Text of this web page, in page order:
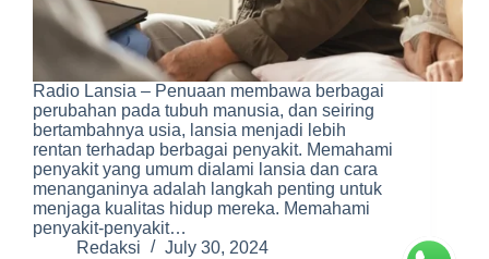
Radio Lansia – Penuaan membawa berbagai
perubahan pada tubuh manusia, dan seiring
bertambahnya usia, lansia menjadi lebih
rentan terhadap berbagai penyakit. Memahami
penyakit yang umum dialami lansia dan cara
menanganinya adalah langkah penting untuk
menjaga kualitas hidup mereka. Memahami
penyakit-penyakit…
Redaksi
July 30, 2024